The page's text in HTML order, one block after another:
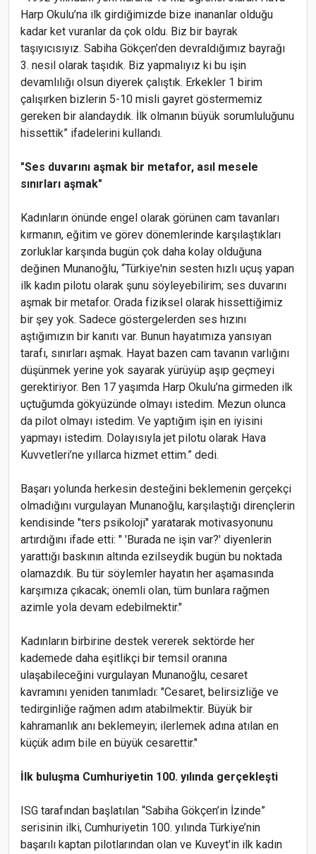
Harp Okulu’na ilk girdiğimizde bize inananlar olduğu
kadar ket vuranlar da çok oldu. Biz bir bayrak
taşıyıcısıyız. Sabiha Gökçen’den devraldığımız bayrağı
3. nesil olarak taşıdık. Biz yapmalıyız ki bu işin
devamlılığı olsun diyerek çalıştık. Erkekler 1 birim
çalışırken bizlerin 5-10 misli gayret göstermemiz
gereken bir alandaydık. İlk olmanın büyük sorumluluğunu
hissettik” ifadelerini kullandı.
"Ses duvarını aşmak bir metafor, asıl mesele
sınırları aşmak"
Kadınların önünde engel olarak görünen cam tavanları
kırmanın, eğitim ve görev dönemlerinde karşılaştıkları
zorluklar karşında bugün çok daha kolay olduğuna
değinen Munanoğlu, “Türkiye'nin sesten hızlı uçuş yapan
ilk kadın pilotu olarak şunu söyleyebilirim; ses duvarını
aşmak bir metafor. Orada fiziksel olarak hissettiğimiz
bir şey yok. Sadece göstergelerden ses hızını
aştığımızın bir kanıtı var. Bunun hayatımıza yansıyan
tarafı, sınırları aşmak. Hayat bazen cam tavanın varlığını
düşünmek yerine yok sayarak yürüyüp aşıp geçmeyi
gerektiriyor. Ben 17 yaşımda Harp Okulu’na girmeden ilk
uçtuğumda gökyüzünde olmayı istedim. Mezun olunca
da pilot olmayı istedim. Ve yaptığım işin en iyisini
yapmayı istedim. Dolayısıyla jet pilotu olarak Hava
Kuvvetleri’ne yıllarca hizmet ettim.” dedi.
Başarı yolunda herkesin desteğini beklemenin gerçekçi
olmadığını vurgulayan Munanoğlu, karşılaştığı dirençlerin
kendisinde "ters psikoloji" yaratarak motivasyonunu
artırdığını ifade etti: " 'Burada ne işin var?' diyenlerin
yarattığı baskının altında ezilseydik bugün bu noktada
olamazdık. Bu tür söylemler hayatın her aşamasında
karşımıza çıkacak; önemli olan, tüm bunlara rağmen
azimle yola devam edebilmektir."
Kadınların birbirine destek vererek sektörde her
kademede daha eşitlikçi bir temsil oranına
ulaşabileceğini vurgulayan Munanoğlu, cesaret
kavramını yeniden tanımladı: "Cesaret, belirsizliğe ve
tedirginliğe rağmen adım atabilmektir. Büyük bir
kahramanlık anı beklemeyin; ilerlemek adına atılan en
küçük adım bile en büyük cesarettir."
İlk buluşma Cumhuriyetin 100. yılında gerçekleşti
ISG tarafından başlatılan “Sabiha Gökçen’in İzinde”
serisinin ilki, Cumhuriyetin 100. yılında Türkiye’nin
başarılı kaptan pilotlarından olan ve Kuveyt'in ilk kadın